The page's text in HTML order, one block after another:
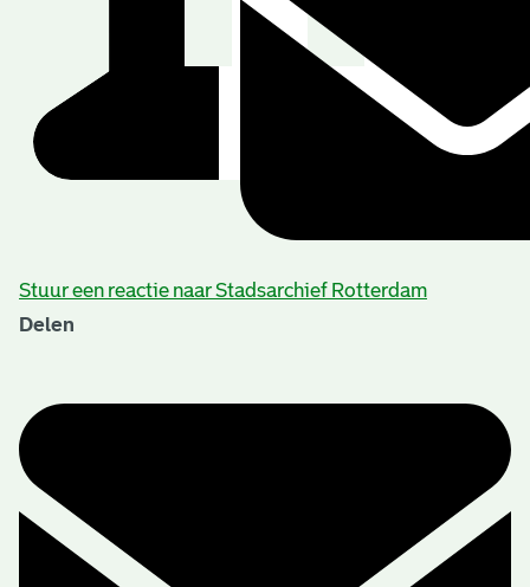
Stuur een reactie naar Stadsarchief Rotterdam
Delen